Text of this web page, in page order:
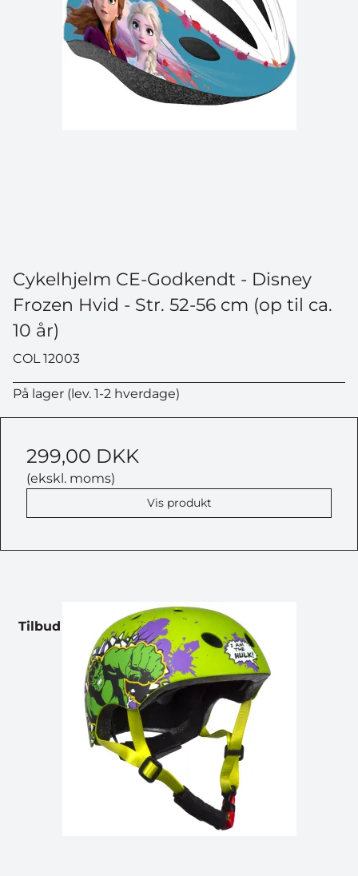
Cykelhjelm CE-Godkendt - Disney
Frozen Hvid - Str. 52-56 cm (op til ca.
10 år)
COL 12003
På lager (lev. 1-2 hverdage)
299,00 DKK
(ekskl. moms)
Vis produkt
Tilbud